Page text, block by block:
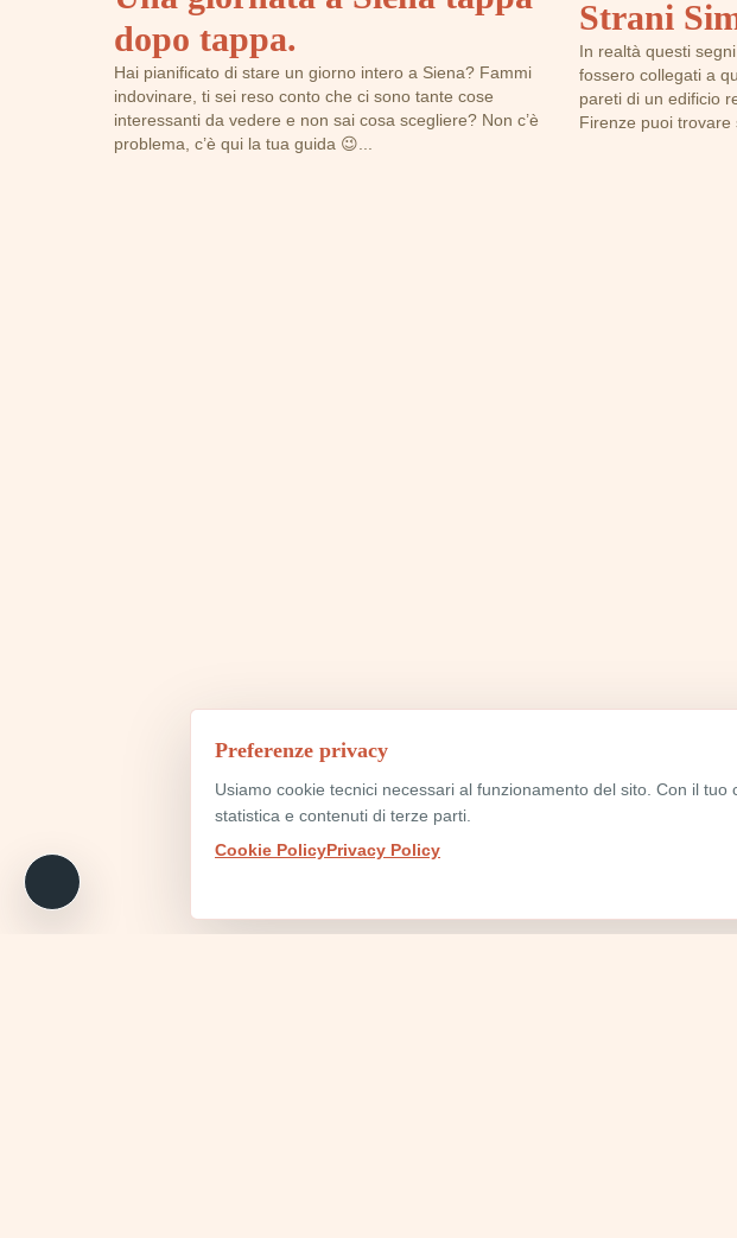
dopo tappa.
Hai pianificato di stare un giorno intero a Siena? Fammi
indovinare, ti sei reso conto che ci sono tante cose
interessanti da vedere e non sai cosa scegliere? Non c’è
problema, c’è qui la tua guida 😉...
Strani
In realtà questi
fossero collegati a
pareti di un edificio
Firenze puoi trovare
Preferenze privacy
Usiamo cookie tecnici necessari al funzionamento del sito. Con il
statistica e contenuti di terze parti.
Cookie PolicyPrivacy Policy